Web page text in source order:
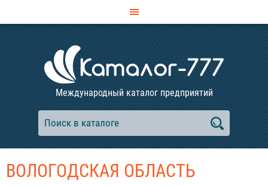
Международный каталог предприятий
ВОЛОГОДСКАЯ ОБЛАСТЬ